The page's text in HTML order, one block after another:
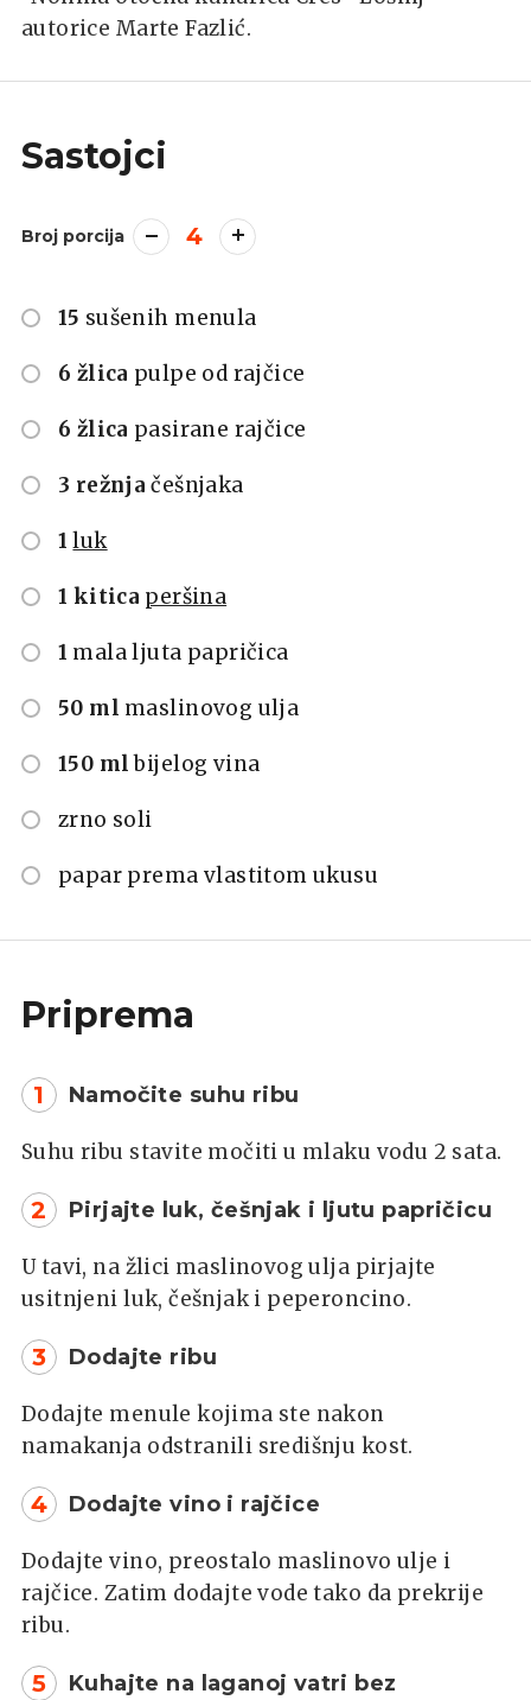
autorice Marte Fazlić.
Sastojci
Broj porcija 4
15 sušenih menula
6 žlica pulpe od rajčice
6 žlica pasirane rajčice
3 režnja češnjaka
1 luk
1 kitica peršina
1 mala ljuta papričica
50 ml maslinovog ulja
150 ml bijelog vina
zrno soli
papar prema vlastitom ukusu
Priprema
1 Namočite suhu ribu
Suhu ribu stavite močiti u mlaku vodu 2 sata.
2 Pirjajte luk, češnjak i ljutu papričicu
U tavi, na žlici maslinovog ulja pirjajte
usitnjeni luk, češnjak i peperoncino.
3 Dodajte ribu
Dodajte menule kojima ste nakon
namakanja odstranili središnju kost.
4 Dodajte vino i rajčice
Dodajte vino, preostalo maslinovo ulje i
rajčice. Zatim dodajte vode tako da prekrije
ribu.
5 Kuhajte na laganoj vatri bez